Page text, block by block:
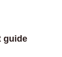
guide